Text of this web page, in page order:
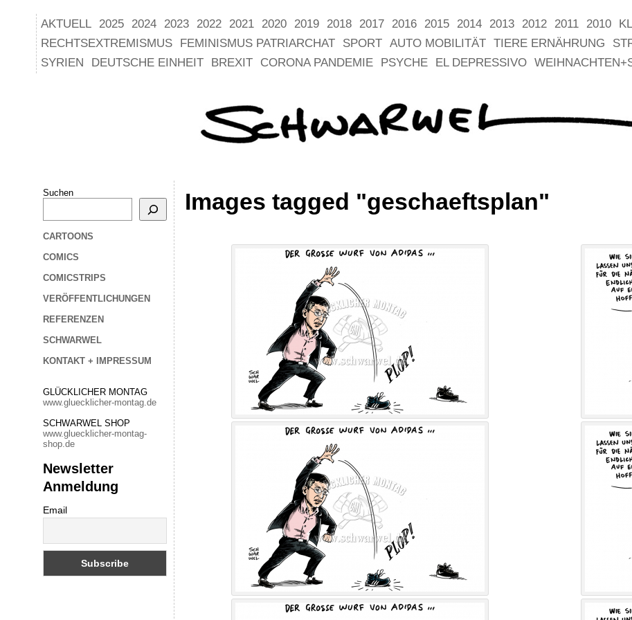
AKTUELL 2025 2024 2023 2022 2021 2020 2019 2018 2017 2016 2015 2014 2013 2012 2011 2010
RECHTSEXTREMISMUS
FEMINISMUS PATRIARCHAT SPORT AUTO MOBILITÄT TIERE ERNÄHRUNG
SYRIEN
DEUTSCHE EINHEIT BREXIT CORONA PANDEMIE PSYCHE EL DEPRESSIVO
Suchen
CARTOONS
COMICS
COMICSTRIPS
VERÖFFENTLICHUNGEN
REFERENZEN
SCHWARWEL
KONTAKT + IMPRESSUM
GLÜCKLICHER MONTAG
www.gluecklicher-montag.de
SCHWARWEL SHOP
www.gluecklicher-montag-
shop.de
Newsletter
Anmeldung
Email
Images tagged "geschaeftsplan"